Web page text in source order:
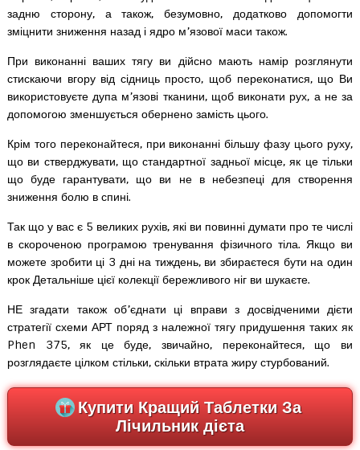
задню сторону, а також, безумовно, додатково допомогти
зміцнити зниження назад і ядро ​​м’язової маси також.
При виконанні ваших тягу ви дійсно мають намір розглянути
стискаючи вгору від сідниць просто, щоб переконатися, що Ви
використовуєте дупа м’язові тканини, щоб виконати рух, а не за
допомогою зменшується обернено замість цього.
Крім того переконайтеся, при виконанні більшу фазу цього руху,
що ви стверджувати, що стандартної задньої місце, як це тільки
що буде гарантувати, що ви не в небезпеці для створення
зниження болю в спині.
Так що у вас є 5 великих рухів, які ви повинні думати про те числі
в скороченою програмою тренування фізичного тіла. Якщо ви
можете зробити ці 3 дні на тиждень, ви збираєтеся бути на один
крок Детальніше цієї колекції бережливого ніг ви шукаєте.
НЕ згадати також об’єднати ці вправи з досвідченими дієти
стратегії схеми АРТ поряд з належної тягу придушення таких як
Phen 375, як це буде, звичайно, переконайтеся, що ви
розглядаєте цілком стільки, скільки втрата жиру стурбований.
Купити Кращий Таблетки За
Лічильник дієта